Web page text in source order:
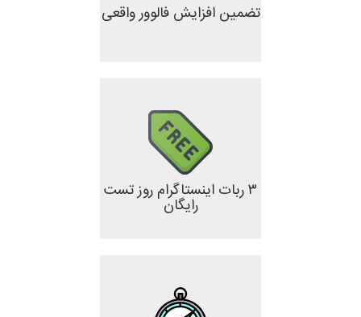
تضمین افزایش فالوور واقعی
۳ ربات اینستاگرام روز تست
رایگان